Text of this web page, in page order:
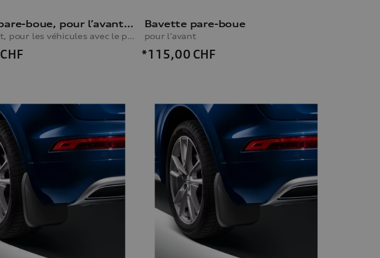
Bavette pare-boue, pour l’avant, pour les véhicules avec le pack extérieur S line
pour l’avant, pour les véhicules avec le pack extérieur S line
CHF
Bavette pare-boue
pour l’avant
*115,00 CHF